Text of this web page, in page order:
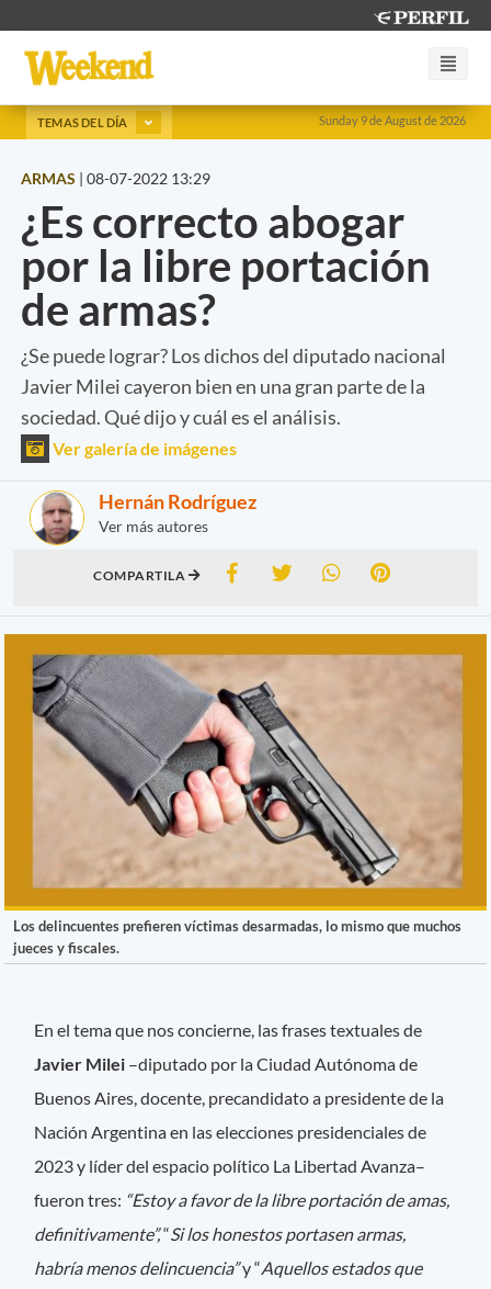
Sunday 9 de August de 2026
TEMAS DEL DÍA
ARMAS | 08-07-2022 13:29
¿Es correcto abogar
por la libre portación
de armas?
¿Se puede lograr? Los dichos del diputado nacional
Javier Milei cayeron bien en una gran parte de la
sociedad. Qué dijo y cuál es el análisis.
Ver galería de imágenes
Hernán Rodríguez
Ver más autores
COMPARTILA
Los delincuentes prefieren víctimas desarmadas, lo mismo que muchos
jueces y fiscales.
En el tema que nos concierne, las frases textuales de
Javier Milei –diputado por la Ciudad Autónoma de
Buenos Aires, docente, precandidato a presidente de la
Nación Argentina en las elecciones presidenciales de
2023 y líder del espacio político La Libertad Avanza–
fueron tres: “Estoy a favor de la libre portación de amas,
definitivamente”,“Si los honestos portasen armas,
habría menos delincuencia”y “Aquellos estados que